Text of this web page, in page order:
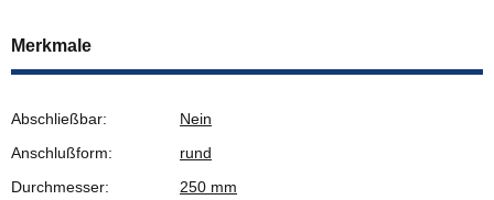
Merkmale
Abschließbar:
Nein
Anschlußform:
rund
Durchmesser:
250 mm